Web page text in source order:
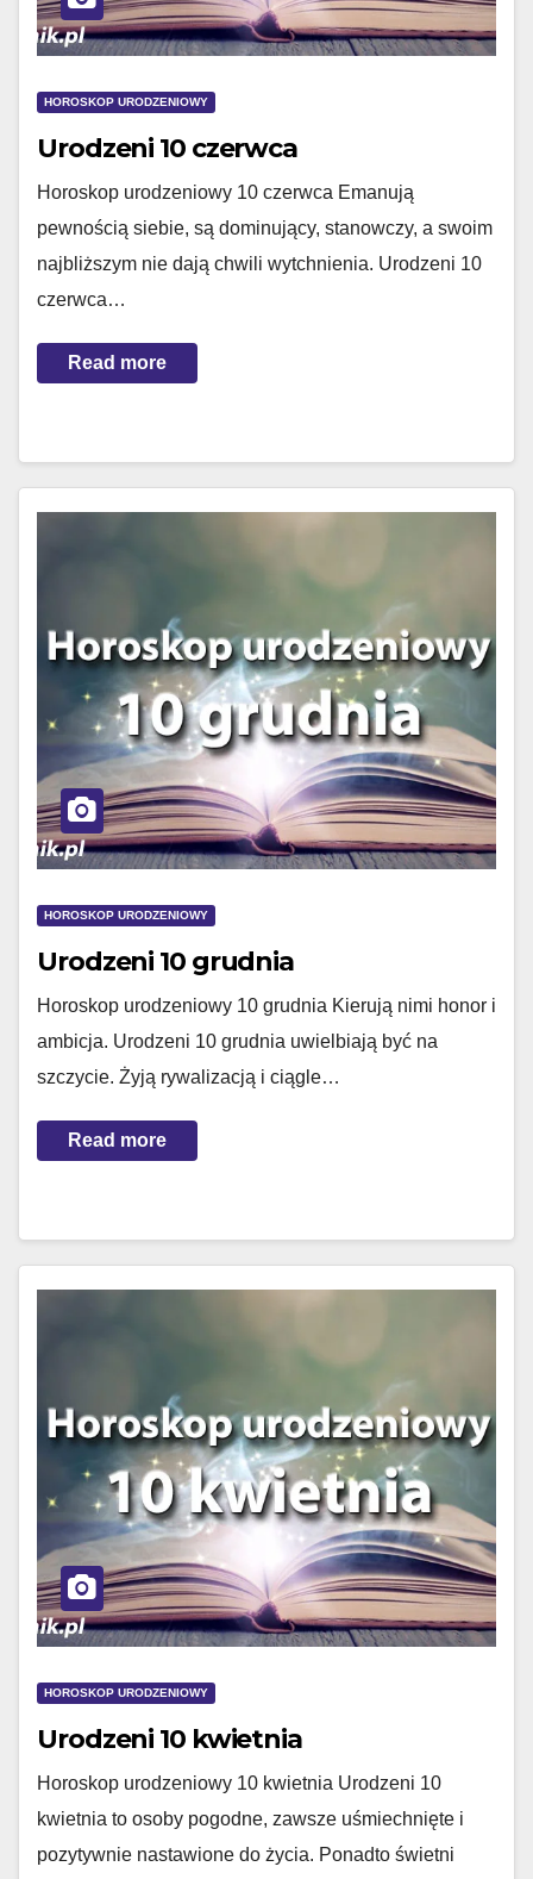
HOROSKOP URODZENIOWY
Urodzeni 10 czerwca
Horoskop urodzeniowy 10 czerwca Emanują
pewnością siebie, są dominujący, stanowczy, a swoim
najbliższym nie dają chwili wytchnienia. Urodzeni 10
czerwca…
Read more
HOROSKOP URODZENIOWY
Urodzeni 10 grudnia
Horoskop urodzeniowy 10 grudnia Kierują nimi honor i
ambicja. Urodzeni 10 grudnia uwielbiają być na
szczycie. Żyją rywalizacją i ciągle…
Read more
HOROSKOP URODZENIOWY
Urodzeni 10 kwietnia
Horoskop urodzeniowy 10 kwietnia Urodzeni 10
kwietnia to osoby pogodne, zawsze uśmiechnięte i
pozytywnie nastawione do życia. Ponadto świetni